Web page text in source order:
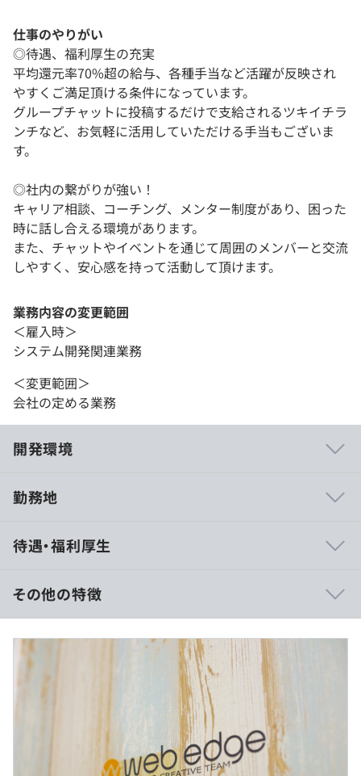
仕事のやりがい
◎待遇、福利厚生の充実
平均還元率70%超の給与、各種手当など活躍が反映され
やすくご満足頂ける条件になっています。
グループチャットに投稿するだけで支給されるツキイチラ
ンチなど、お気軽に活用していただける手当もございま
す。
◎社内の繋がりが強い！
キャリア相談、コーチング、メンター制度があり、困った
時に話し合える環境があります。
また、チャットやイベントを通じて周囲のメンバーと交流
しやすく、安心感を持って活動して頂けます。
業務内容の変更範囲
＜雇入時＞
システム開発関連業務
＜変更範囲＞
会社の定める業務
開発環境
経験豊富な人（メンター）が、より若い、または経験の浅
め込まず、社内に相談しやすい環境づくりをしています。
メンターは、メンティーの仕事のことやプライベートであ
ったことを傾聴し、メンティーのモチベーション面やメン
タル面を保ちつつ、毎月実施される面談で（まずは簡単
な）目標を設定し、目標を達成するためのアドバイスや応
援を行っています。
当社では入社後、先輩社員がメンターとしてサポートに付
きます。仕事上の相談はもちろんのこと、スキルアップや
キャリアに関することなど、いつでもちょっとした悩みで
勤務地
待遇・福利厚生
【月給】25万円～
基本給：22.7万円〜
固定残業代：3.2万円〜（20時間）
※残業がない場合も支給し、超過する場合は別途支給しま
※経験、スキルを考慮して決定します。
その他の特徴